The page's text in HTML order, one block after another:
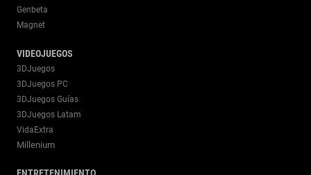
Genbeta
Magnet
VIDEOJUEGOS
3DJuegos
3DJuegos PC
3DJuegos Guías
3DJuegos Latam
VidaExtra
Millenium
ENTRETENIMIENTO